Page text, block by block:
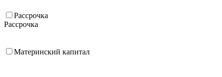
Рассрочка
Рассрочка
Материнский капитал